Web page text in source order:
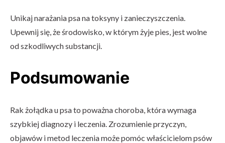
Unikaj narażania psa na toksyny i zanieczyszczenia.
Upewnij się, że środowisko, w którym żyje pies, jest wolne
od szkodliwych substancji.
Podsumowanie
Rak żołądka u psa to poważna choroba, która wymaga
szybkiej diagnozy i leczenia. Zrozumienie przyczyn,
objawów i metod leczenia może pomóc właścicielom psów